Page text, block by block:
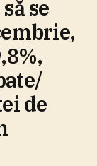
se
de